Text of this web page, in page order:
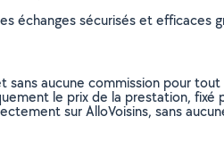
échanges sécurisés et efficaces
aucune commission pour
le prix de la prestation, fixé
sur AlloVoisins, sans